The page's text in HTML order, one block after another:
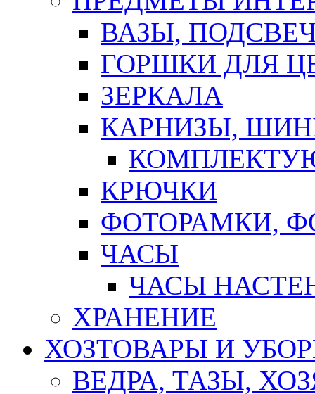
ВАЗЫ,
ГОРШКИ ДЛЯ
ЗЕРКАЛА
КАРНИЗЫ,
КРЮЧКИ
ФОТОРАМКИ,
ЧАСЫ
ЧАСЫ
ХРАНЕНИЕ
ХОЗТОВАРЫ И
ВЕДРА, ТАЗЫ,